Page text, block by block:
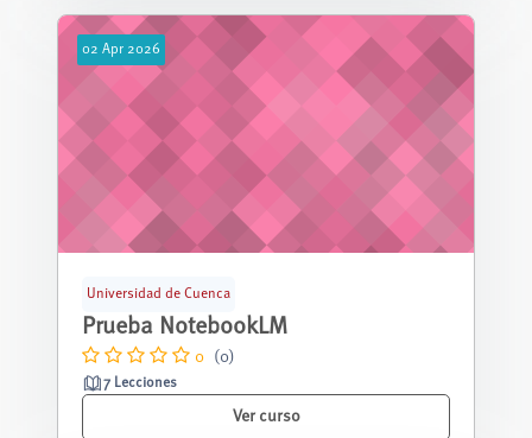
02 Apr 2026
Universidad de Cuenca
Prueba NotebookLM
0 (0)
7 Lecciones
Ver curso